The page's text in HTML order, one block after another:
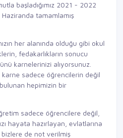
başladığımız 2021 - 2022
Haziranda tamamlamış
her alanında olduğu gibi okul
fedakarlıkların sonucu
karnelerinizi alıyorsunuz.
karne sadece öğrencilerin değil
hepimizin bir
sadece öğrencilere değil,
hayata hazırlayan, evlatlarına
de not verilmiş